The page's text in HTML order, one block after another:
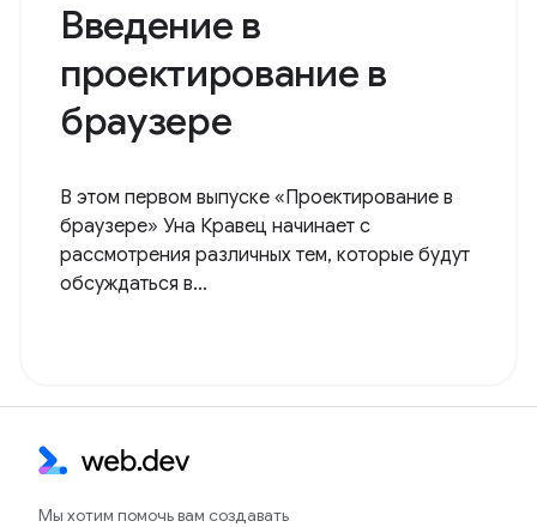
Введение в
проектирование в
браузере
В этом первом выпуске «Проектирование в
браузере» Уна Кравец начинает с
рассмотрения различных тем, которые будут
обсуждаться в...
Мы хотим помочь вам создавать